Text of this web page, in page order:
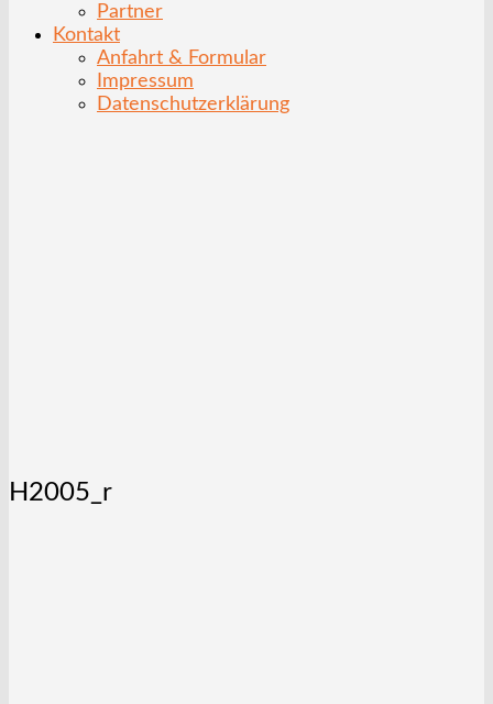
Partner
Kontakt
Anfahrt & Formular
Impressum
Datenschutzerklärung
H2005_r